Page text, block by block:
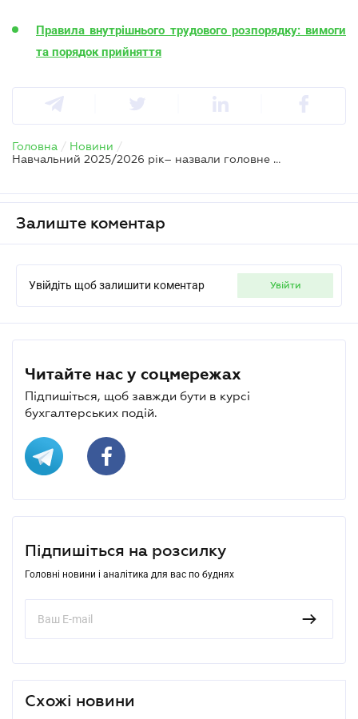
Правила внутрішнього трудового розпорядку: вимоги
та порядок прийняття
Головна / Новини /
Навчальний 2025/2026 рік– назвали головне для учнів, батьків та педагогів
Залиште коментар
Увійдіть щоб залишити коментар увійти
Читайте нас у соцмережах
Підпишіться, щоб завжди бути в курсі
бухгалтерських подій.
Підпишіться на розсилку
Головні новини і аналітика для вас по буднях
Схожі новини